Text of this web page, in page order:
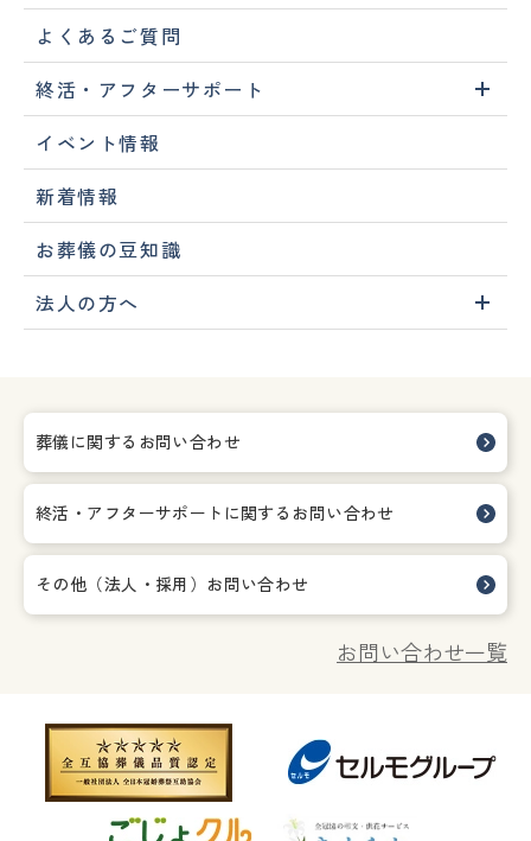
よくあるご質問
終活・アフターサポート
イベント情報
新着情報
お葬儀の豆知識
法人の方へ
葬儀に関するお問い合わせ
終活・アフターサポートに関する お問い合わせ
その他（法人・採用）お問い合わせ
お問い合わせ一覧